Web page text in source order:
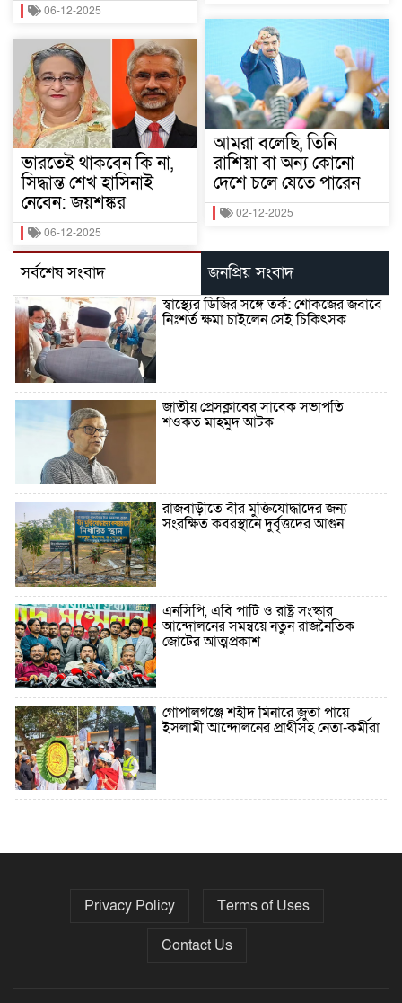
06-12-2025
ভারতেই থাকবেন কি না,
সিদ্ধান্ত শেখ হাসিনাই
নেবেন: জয়শঙ্কর
06-12-2025
আমরা বলেছি, তিনি
রাশিয়া বা অন্য কোনো
দেশে চলে যেতে পারেন
02-12-2025
সর্বশেষ সংবাদ জনপ্রিয় সংবাদ
স্বাস্থ্যের ডিজির সঙ্গে তর্ক: শোকজের জবাবে
নিঃশর্ত ক্ষমা চাইলেন সেই চিকিৎসক
জাতীয় প্রেসক্লাবের সাবেক সভাপতি
শওকত মাহমুদ আটক
রাজবাড়ীতে বীর মুক্তিযোদ্ধাদের জন্য
সংরক্ষিত কবরস্থানে দুর্বৃত্তদের আগুন
এনসিপি, এবি পার্টি ও রাষ্ট্র সংস্কার
আন্দোলনের সমন্বয়ে নতুন রাজনৈতিক
জোটের আত্মপ্রকাশ
গোপালগঞ্জে শহীদ মিনারে জুতা পায়ে
ইসলামী আন্দোলনের প্রার্থীসহ নেতা-কর্মীরা
নির্বাচনের তফসিল ৮-১৫ ডিসেম্বরের মধ্যে
Privacy Policy
Terms of Uses
Contact Us